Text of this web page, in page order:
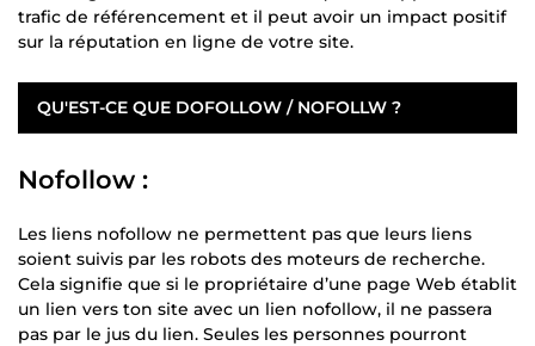
trafic de référencement et il peut avoir un impact positif
sur la réputation en ligne de votre site.
QU'EST-CE QUE DOFOLLOW / NOFOLLW ?
Nofollow :
Les liens nofollow ne permettent pas que leurs liens
soient suivis par les robots des moteurs de recherche.
Cela signifie que si le propriétaire d’une page Web établit
un lien vers ton site avec un lien nofollow, il ne passera
pas par le jus du lien. Seules les personnes pourront